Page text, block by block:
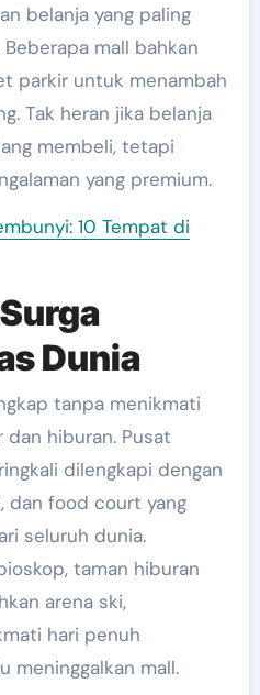
belanja yang paling
mall bahkan
parkir untuk menambah
Tak heran jika belanja
membeli, tetapi
yang premium.
10 Tempat di
Dunia
tanpa menikmati
hiburan. Pusat
dilengkapi dengan
dan food court yang
seluruh dunia.
taman hiburan
arena ski,
hari penuh
meninggalkan mall.